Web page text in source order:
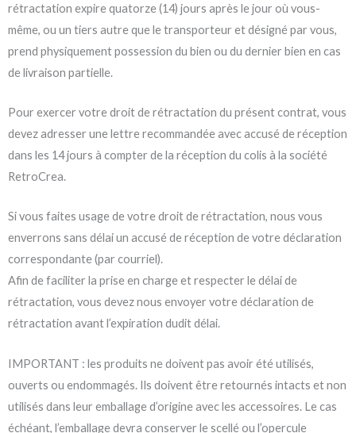
rétractation expire quatorze (14) jours après le jour où vous-
même, ou un tiers autre que le transporteur et désigné par vous,
prend physiquement possession du bien ou du dernier bien en cas
de livraison partielle.
Pour exercer votre droit de rétractation du présent contrat, vous
devez adresser une lettre recommandée avec accusé de réception
dans les 14 jours à compter de la réception du colis à la société
RetroCrea.
Si vous faites usage de votre droit de rétractation, nous vous
enverrons sans délai un accusé de réception de votre déclaration
correspondante (par courriel).
Afin de faciliter la prise en charge et respecter le délai de
rétractation, vous devez nous envoyer votre déclaration de
rétractation avant l’expiration dudit délai.
IMPORTANT : les produits ne doivent pas avoir été utilisés,
ouverts ou endommagés. Ils doivent être retournés intacts et non
utilisés dans leur emballage d’origine avec les accessoires. Le cas
échéant, l’emballage devra conserver le scellé ou l’opercule